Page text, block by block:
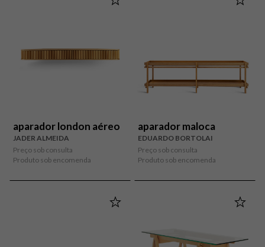
aparador london aéreo
JADER ALMEIDA
Preço sob consulta
Produto sob encomenda
aparador maloca
EDUARDO BORTOLAI
Preço sob consulta
Produto sob encomenda